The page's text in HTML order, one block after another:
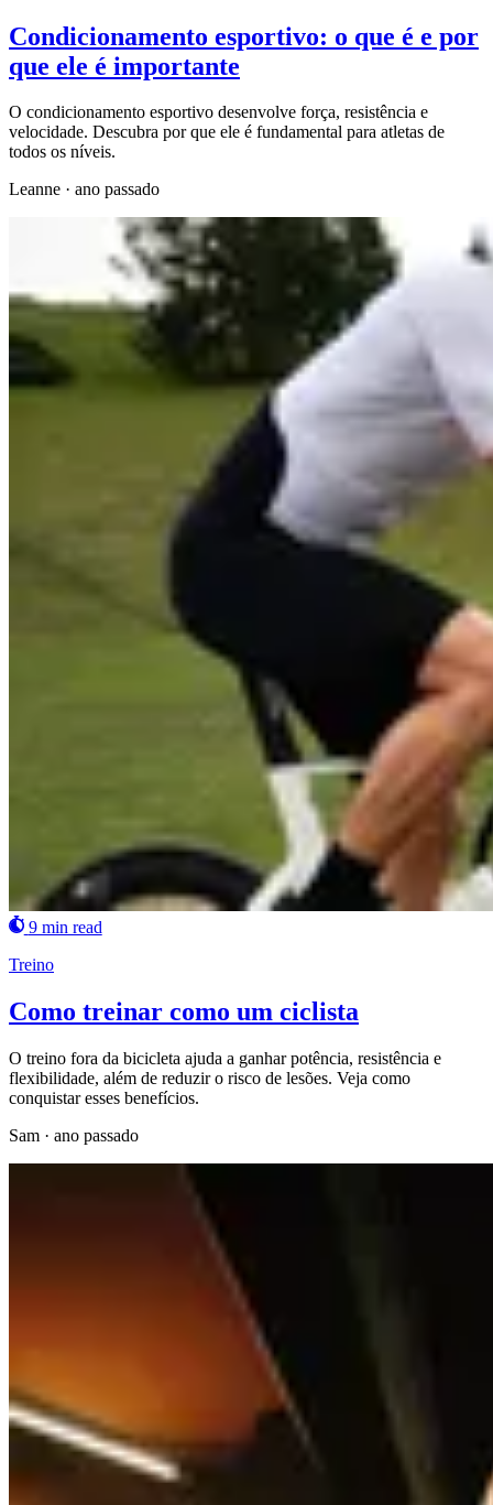
Condicionamento esportivo: o que é e por
que ele é importante
O condicionamento esportivo desenvolve força, resistência e
velocidade. Descubra por que ele é fundamental para atletas de
todos os níveis.
Leanne · ano passado
9 min read
Treino
Como treinar como um ciclista
O treino fora da bicicleta ajuda a ganhar potência, resistência e
flexibilidade, além de reduzir o risco de lesões. Veja como
conquistar esses benefícios.
Sam · ano passado